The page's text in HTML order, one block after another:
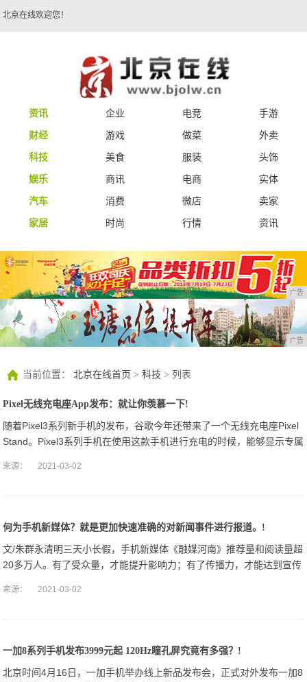
北京在线欢迎您！
资讯 企业 电竞
手游
财经
游戏 做菜
外卖
科技
美食 服装
头饰
娱乐
商讯 电商
实体
汽车
消费 微店
卖家
家居
时尚 行情 资讯
广告
广告
当前位置： 北京在线首页 > 科技 > 列表
Pixel无线充电座App发布：就让你羡慕一下!
随着Pixel3系列新手机的发布，谷歌今年还带来了一个无线充电座Pixel
Stand。Pixel3系列手机在使用这款手机进行充电的时候，能够显示专属
来源： 2021-03-02
何为手机新媒体？就是更加快速准确的对新闻事件进行报道。!
文/朱群永清明三天小长假，手机新媒体《融媒河南》推荐量和阅读量超
20多万人。有了受众量，才能提升影响力；有了传播力，才能达到宣传
来源： 2021-03-02
一加8系列手机发布3999元起 120Hz瞳孔屏究竟有多强？!
北京时间4月16日，一加手机举办线上新品发布会，正式对外发布一加8